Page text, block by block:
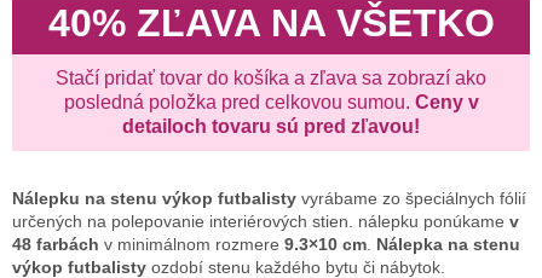
40% ZĽAVA NA VŠETKO
Stačí pridať tovar do košíka a zľava sa zobrazí ako
posledná položka pred celkovou sumou. Ceny v
detailoch tovaru sú pred zľavou!
Nálepku na stenu výkop futbalisty vyrábame zo špeciálnych fólií
určených na polepovanie interiérových stien. nálepku ponúkame v
48 farbách v minimálnom rozmere 9.3×10 cm Nálepka na stenu
výkop futbalisty ozdobí stenu každého bytu či nábytok.